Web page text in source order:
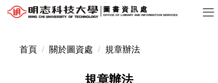
跳
圖書資訊處
OFFICE OF LIBRARY AND INFORMATION SERVICES
首頁 關於圖資處 規章辦法
規章辦法